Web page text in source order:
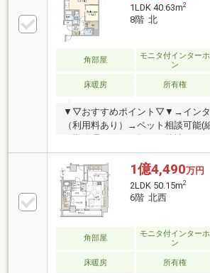
1LDK 40.63m2
8階 北
角部屋
モニタ付インターホ
ン
床暖房 所有権
▼▽おすすめポイント▽▼→インタ
（利用料あり）→ペット相談可能(
日勤管理お住まい探しは弊社にお
室で落ち着いた環境の中、何でも
す・不動産会社専用の物件情報シ
きお住まい探しができます・専用
ーションを使用し、お客様に合わ
フプランのご提案をいたします・
ありましたらお気軽にご相談くだ
ちろん住み替えや投資など…お客様
最適なご提案をいたします♪
1億4,490万円
2LDK 50.15m2
6階 北西
角部屋
モニタ付インターホ
ン
床暖房 所有権